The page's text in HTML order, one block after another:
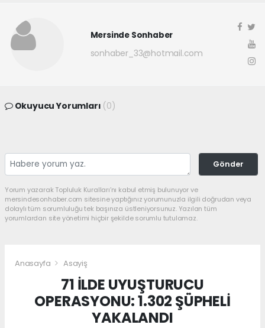
Mersinde Sonhaber
sonhaber_33@hotmail.com
Okuyucu Yorumları (0)
Gönder
Yorum yazarak Topluluk Kuralları’nı kabul etmiş bulunuyor ve
mersindesonhaber.com sitesine yaptığınız yorumunuzla ilgili doğrudan veya
dolaylı tüm sorumluluğu tek başınıza üstleniyorsunuz. Yazılan tüm
yorumlardan site yönetimi hiçbir şekilde sorumlu tutulamaz.
Anasayfa Asayiş
71 İLDE UYUŞTURUCU
OPERASYONU: 1.302 ŞÜPHELİ
YAKALANDI